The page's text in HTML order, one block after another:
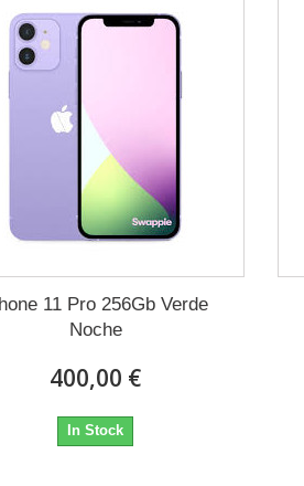
11 Pro 256Gb Verde
Noche
400,00 €
In Stock